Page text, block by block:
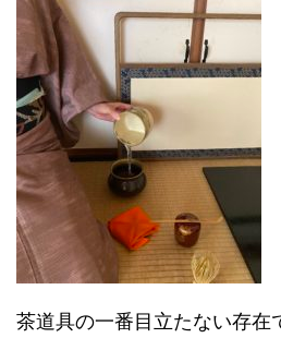
茶道具の一番目立たない存在